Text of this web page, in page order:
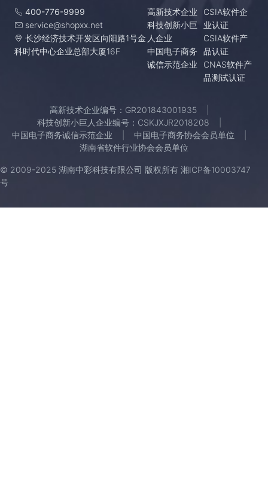
400-776-9999
service@shopxx.net
长沙经济技术开发区向阳路1号金
科时代中心企业总部大厦16F
高新技术企业
科技创新小巨
人企业
中国电子商务
诚信示范企业
CSIA软件企
业认证
CSIA软件产
品认证
CNAS软件产
品测试认证
高新技术企业编号：GR201843001935
科技创新小巨人企业编号：CSKJXJR2018208
中国电子商务诚信示范企业
中国电子商务协会会员单位
湖南省软件行业协会会员单位
© 2009-2025 湖南中彩科技有限公司 版权所有 湘ICP备10003747
号